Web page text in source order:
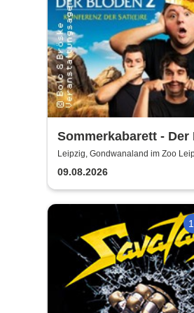
Sommerkabarett - Der
der Blöden 2 | Central
Kabarett Leipzig
Leipzig, Gondwanaland im Zoo
09.08.2026